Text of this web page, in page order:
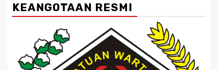
KEANGOTAAN RESMI